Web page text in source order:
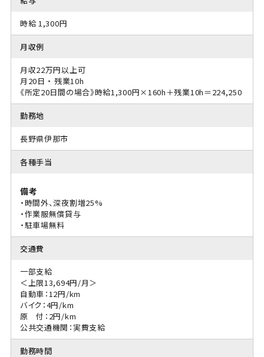
時給 1,300円
月収例
月収22万円以上可
月20日 ・ 残業10h
《所定20日間の場合》時給1,300円×160h＋残業10h＝224,250
勤務地
長野県伊那市
各種手当
備考
・時間外、深夜割増25%
・作業服無償貸与
・駐車場無料
交通費
一部支給
＜上限13,694円/月＞
自動車：12円/km
バイク：4円/km
原 付：2円/km
公共交通機関：実費支給
勤務時間